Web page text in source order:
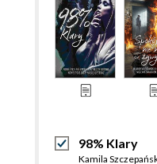
98% Klary
Kamila